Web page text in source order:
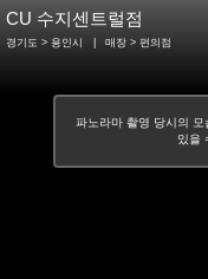
CU 수지센트럴점
경기도 > 용인시 매장 > 편의점
파노라마 촬영 당시의
있을